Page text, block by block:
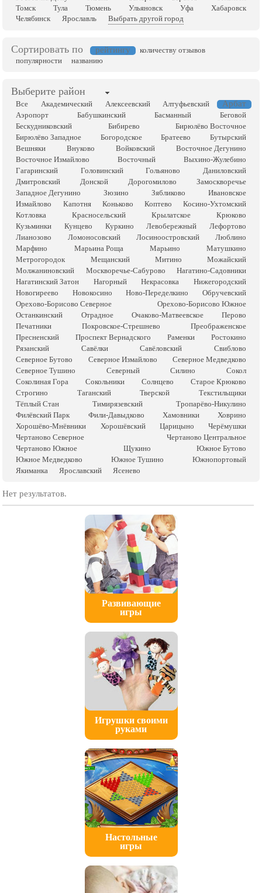
Томск
Тула Тюмень Ульяновск Уфа
Хабаровск
Челябинск
Ярославль Выбрать другой город
Сортировать по рейтингу
количеству отзывов
популярности
названию
Выберите район
Все Академический Алексеевский Алтуфьевский Арбат
Аэропорт Бабушкинский Басманный
Беговой
Бескудниковский
Бибирево
Бирюлёво Восточное
Бирюлёво Западное
Богородское Братеево
Бутырский
Вешняки
Внуково Войковский
Восточное Дегунино
Восточное Измайлово
Восточный
Выхино-Жулебино
Гагаринский
Головинский Гольяново
Даниловский
Дмитровский
Донской Дорогомилово
Замоскворечье
Западное Дегунино
Зюзино Зябликово
Ивановское
Измайлово
Капотня Коньково Коптево
Косино-Ухтомский
Котловка
Красносельский Крылатское
Крюково
Кузьминки
Кунцево Куркино Левобережный
Лефортово
Лианозово
Ломоносовский Лосиноостровский
Люблино
Марфино
Марьина Роща Марьино
Матушкино
Метрогородок
Мещанский Митино
Можайский
Молжаниновский
Москворечье-Сабурово
Нагатино-Садовники
Нагатинский Затон
Нагорный Некрасовка
Нижегородский
Новогиреево
Новокосино Ново-Переделкино
Обручевский
Орехово-Борисово Северное
Орехово-Борисово Южное
Останкинский
Отрадное Очаково-Матвеевское
Перово
Печатники
Покровское-Стрешнево
Преображенское
Пресненский
Проспект Вернадского Раменки
Ростокино
Рязанский
Савёлки Савёловский
Свиблово
Северное Бутово
Северное Измайлово
Северное Медведково
Северное Тушино
Северный Силино
Сокол
Соколиная Гора
Сокольники Солнцево
Старое Крюково
Строгино
Таганский Тверской
Текстильщики
Тёплый Стан
Тимирязевский
Тропарёво-Никулино
Филёвский Парк
Фили-Давыдково Хамовники
Ховрино
Хорошёво-Мнёвники
Хорошёвский Царицыно
Черёмушки
Чертаново Северное
Чертаново Центральное
Чертаново Южное
Щукино
Южное Бутово
Южное Медведково
Южное Тушино
Южнопортовый
Якиманка
Ярославский Ясенево
Нет результатов.
Развивающие
игры
Игрушки своими
руками
Настольные
игры